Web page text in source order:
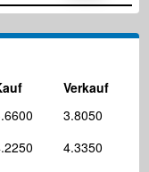
Verkauf
3.8050
4.3350